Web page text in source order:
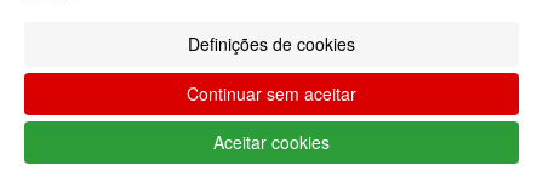
DDR
ECC
Memórias
SoDimm
Definições de cookies
Continuar sem aceitar
Aceitar cookies